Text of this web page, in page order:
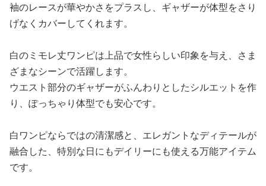
袖のレースが華やかさをプラスし、ギャザーが体型をさり
げなくカバーしてくれます。
白のミモレ丈ワンピは上品で女性らしい印象を与え、さま
ざまなシーンで活躍します。
ウエスト部分のギャザーがふんわりとしたシルエットを作
り、ぽっちゃり体型でも安心です。
白ワンピならではの清潔感と、エレガントなディテールが
融合した、特別な日にもデイリーにも使える万能アイテム
です。